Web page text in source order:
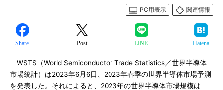
PC用表示
関連情報
Share Post LINE Hatena
WSTS（World Semiconductor Trade Statistics／世界半導体
市場統計）は2023年6月6日、2023年春季の世界半導体市場予測
を発表した。それによると、2023年の世界半導体市場規模は